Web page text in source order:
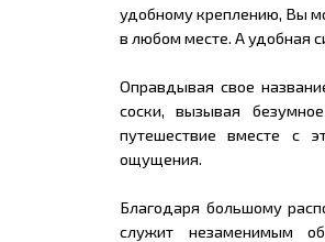
удобному креплению, Вы
в любом месте. А удобная
Оправдывая свое
соски, вызывая
путешествие вместе с
ощущения.
Благодаря большому
служит незаменимым